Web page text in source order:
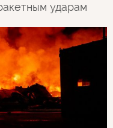
ударам